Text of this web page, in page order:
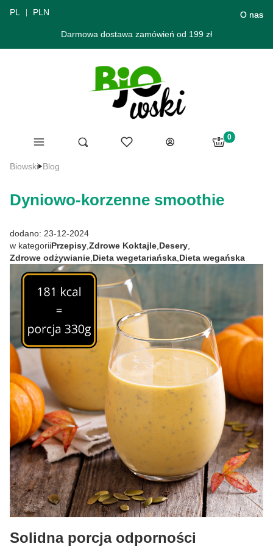
PL PLN
O nas
Darmowa dostawa zamówień od 199 zł
Menu Otwórz wyszukiwarkę
Szukaj Ulubione
Zaloguj się
Produkty w
Koszyk
Biowski Blog
Dyniowo-korzenne smoothie
dodano: 23-12-2024
w kategoriiPrzepisy Zdrowe Koktajle Desery
Zdrowe odżywianie Dieta wegetariańska Dieta wegańska
Solidna porcja odporności